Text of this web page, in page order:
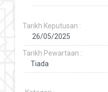
Tarikh Keputusan :
Tarikh Pewartaan :